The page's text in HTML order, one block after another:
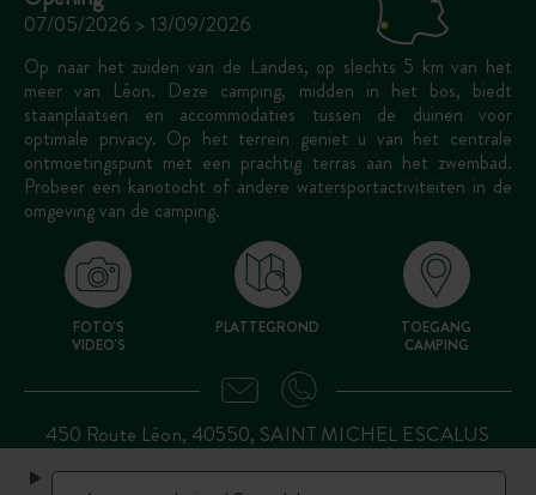
07/05/2026 > 13/09/2026
Op naar het zuiden van de Landes, op slechts 5 km van het
meer van Léon. Deze camping, midden in het bos, biedt
staanplaatsen en accommodaties tussen de duinen voor
optimale privacy. Op het terrein geniet u van het centrale
ontmoetingspunt met een prachtig terras aan het zwembad.
Probeer een kanotocht of andere watersportactiviteiten in de
omgeving van de camping.
FOTO'S
VIDEO'S
PLATTEGROND
TOEGANG
CAMPING
450 Route Léon, 40550, SAINT MICHEL ESCALUS